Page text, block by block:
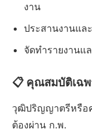
งาน
ประสานงานแล
จัดทำรายงานแ
📋 คุณสมบัติเฉ
วุฒิปริญญาตรีหรือ
ต้องผ่าน ก.พ.